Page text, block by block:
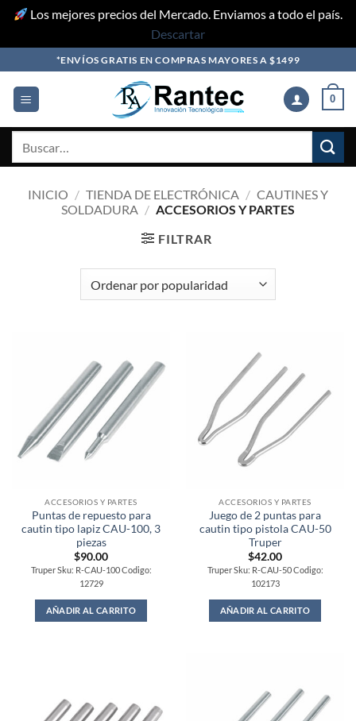
Los mejores precios del Mercado. Enviamos a todo el país.
Descartar
to
content
*ENVÍOS GRATIS EN COMPRAS MAYORES A $1499
0
INICIO / TIENDA DE ELECTRÓNICA / CAUTINES Y
SOLDADURA / ACCESORIOS Y PARTES
FILTRAR
ACCESORIOS Y PARTES
Puntas de repuesto para
cautin tipo lapiz CAU-100, 3
piezas
$90.00
Truper Sku: R-CAU-100 Codigo:
12729
AÑADIR AL CARRITO
ACCESORIOS Y PARTES
Juego de 2 puntas para
cautin tipo pistola CAU-50
Truper
$42.00
Truper Sku: R-CAU-50 Codigo:
102173
AÑADIR AL CARRITO